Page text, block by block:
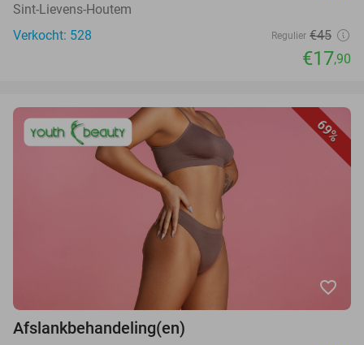
Sint-Lievens-Houtem
Verkocht: 528
Regulier €45
€17,90
69%
favorite_border
Afslankbehandeling(en)